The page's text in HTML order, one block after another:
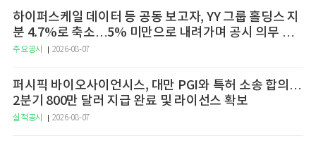
하이퍼스케일 데이터 등 공동 보고자, YY 그룹 홀딩스 지
분 4.7%로 축소…5% 미만으로 내려가며 공시 의무 종
료
주요공시 2026-08-07
퍼시픽 바이오사이언시스, 대만 PGI와 특허 소송 합의…
2분기 800만 달러 지급 완료 및 라이선스 확보
실적공시 2026-08-07